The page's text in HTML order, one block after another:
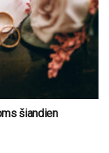
šiandien